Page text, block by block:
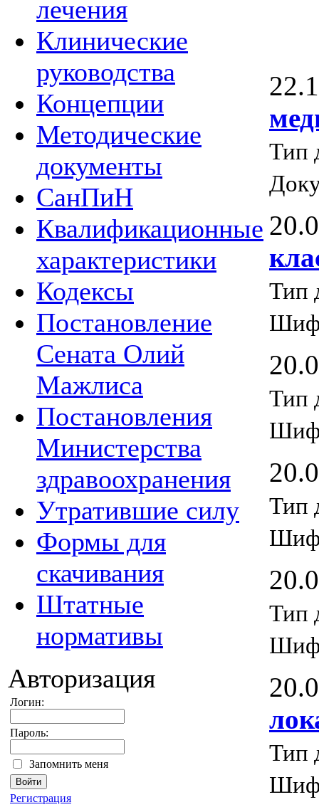
лечения
Клинические
руководства
Концепции
Методические
документы
СанПиН
Квалификационные
характеристики
Кодексы
Постановление
Сената Олий
Мажлиса
Постановления
Министерства
здравоохранения
Утратившие силу
Формы для
скачивания
Штатные
нормативы
Авторизация
Логин:
Пароль:
Запомнить меня
Регистрация
Тип
Тип
Тип
Тип
Тип
Тип